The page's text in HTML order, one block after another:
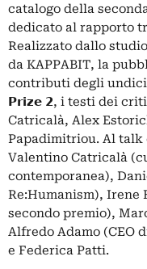
catalogo della
dedicato al rapporto
Realizzato dallo
da KAPPABIT, la
contributi degli
𝗣𝗿𝗶𝘇𝗲 𝟮, i testi dei
Catricalà, Alex
Papadimitriou. Al
Valentino Catricalà
contemporanea),
Re:Humanism),
secondo premio),
Alfredo Adamo (CEO
e Federica Patti.